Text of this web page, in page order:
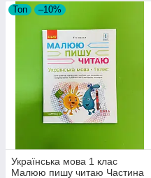
Топ –10%
Українська мова 1 клас
Малюю пишу читаю Частина